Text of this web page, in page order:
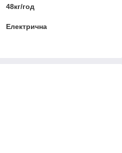
48кг/год
Електрична